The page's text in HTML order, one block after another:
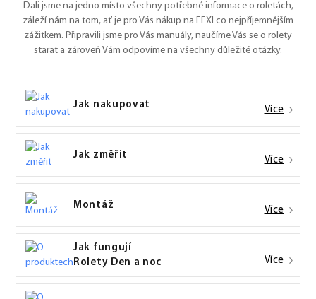
Dali jsme na jedno místo všechny potřebné informace o roletách,
záleží nám na tom, ať je pro Vás nákup na FEXI co nejpříjemnějším
zážitkem. Připravili jsme pro Vás manuály, naučíme Vás se o rolety
starat a zároveň Vám odpovíme na všechny důležité otázky.
Jak nakupovat Více
Jak změřit Více
Montáž Více
Jak fungují
Rolety Den a noc
Více